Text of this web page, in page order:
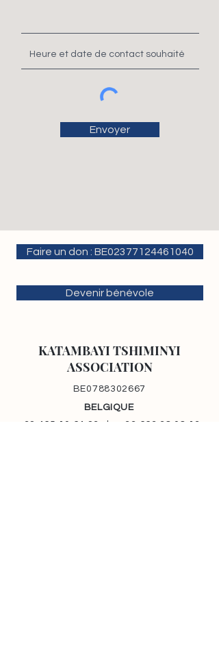
Envoyer
Faire un don : BE02377124461040
Devenir bénévole
KATAMBAYI TSHIMINYI
ASSOCIATION
BE0788302667
BELGIQUE
+32 465 10 64 23
|
+33 663 38 08 13